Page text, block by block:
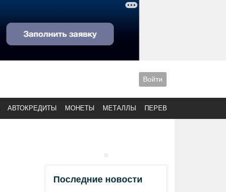
Войти
АВТОКРЕДИТЫ МОНЕТЫ МЕТАЛЛЫ ПЕРЕВОДЫ
Последние новости